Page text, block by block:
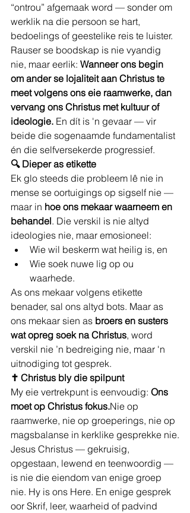
“ontrou” afgemaak word — sonder om
werklik na die persoon se hart,
bedoelings of geestelike reis te luister.
Rauser se boodskap is nie vyandig
nie, maar eerlik: Wanneer ons begin
om ander se lojaliteit aan Christus te
meet volgens ons eie raamwerke, dan
vervang ons Christus met kultuur of
ideologie. En dít is 'n gevaar — vir
beide die sogenaamde fundamentalist
én die selfversekerde progressief.
🔍 Dieper as etikette
Ek glo steeds die probleem lê nie in
mense se oortuigings op sigself nie —
maar in hoe ons mekaar waarneem en
behandel. Die verskil is nie altyd
ideologies nie, maar emosioneel:
Wie wil beskerm wat heilig is, en
Wie soek nuwe lig op ou
waarhede.
As ons mekaar volgens etikette
benader, sal ons altyd bots. Maar as
ons mekaar sien as broers en susters
wat opreg soek na Christus, word
verskil nie ’n bedreiging nie, maar 'n
uitnodiging tot gesprek.
✝️ Christus bly die spilpunt
My eie vertrekpunt is eenvoudig: Ons
moet op Christus fokus.Nie op
raamwerke, nie op groeperings, nie op
magsbalanse in kerklike gesprekke nie.
Jesus Christus — gekruisig,
opgestaan, lewend en teenwoordig —
is nie die eiendom van enige groep
nie. Hy is ons Here. En enige gesprek
oor Skrif, leer, waarheid of padvind